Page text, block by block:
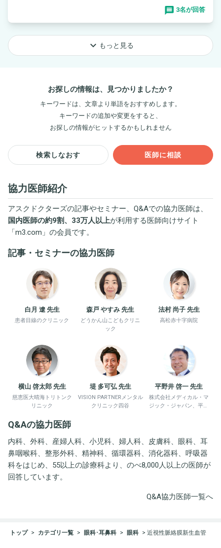
3名が回答
keyboard_arrow_down もっと見る
お探しの情報は、見つかりましたか？
キーワードは、文章より単語をおすすめします。
キーワードの追加や変更をすると、
お探しの情報がヒットするかもしれません
検索しなおす 医師に相談
協力医師紹介
アスクドクターズの記事やセミナー、Q&Aでの協力医師は、
国内医師の約9割、33万人以上が利用する医師向けサイト
「m3.com 」の会員です。
記事・セミナーの協力医師
白月 遼 先生
患者目線のクリニック
森戸 やすみ 先生
どうかん山こどもクリニ
ック
法村 尚子 先生
高松赤十字病院
横山 啓太郎 先生
慈恵医大晴海トリトンク
リニック
堤 多可弘 先生
VISION PARTNERメンタル
クリニック四谷
平野井 啓一 先生
株式会社メディカル・マ
ジック・ジャパン、平野
Q&Aの協力医師
内科、外科、産婦人科、小児科、婦人科、皮膚科、眼科、耳
鼻咽喉科、整形外科、精神科、循環器科、消化器科、呼吸器
科をはじめ、55以上の診療科より、のべ8,000人以上の医師が
回答しています。
Q&A協力医師一覧へ
トップ カテゴリ一覧 眼科･耳鼻科 眼科 近視性脈絡膜新生血管